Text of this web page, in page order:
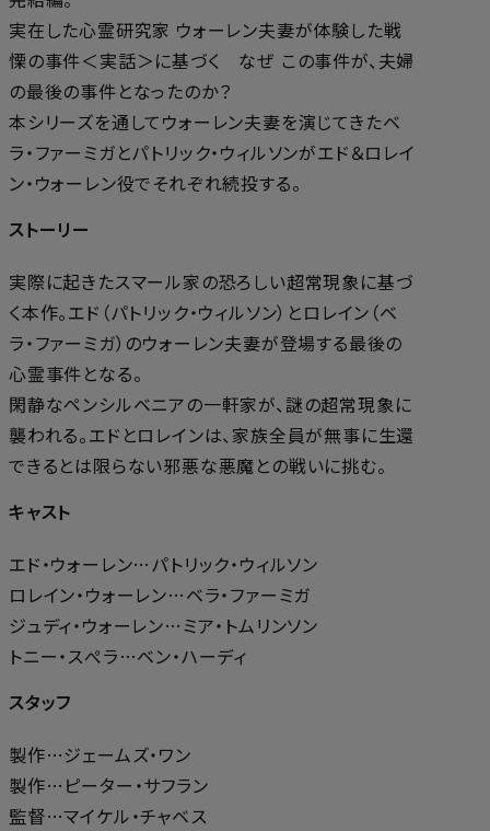
実在した心霊研究家 ウォーレン夫妻が体験した戦
慄の事件＜実話＞に基づく なぜ この事件が、夫婦
の最後の事件となったのか？
本シリーズを通してウォーレン夫妻を演じてきたベ
ラ・ファーミガとパトリック・ウィルソンがエド＆ロレイ
ン・ウォーレン役でそれぞれ続投する。
ストーリー
実際に起きたスマール家の恐ろしい超常現象に基づ
く本作。エド（パトリック・ウィルソン）とロレイン（ベ
ラ・ファーミガ）のウォーレン夫妻が登場する最後の
心霊事件となる。
閑静なペンシルベニアの一軒家が、謎の超常現象に
襲われる。エドとロレインは、家族全員が無事に生還
できるとは限らない邪悪な悪魔との戦いに挑む。
キャスト
エド・ウォーレン…パトリック・ウィルソン
ロレイン・ウォーレン…ベラ・ファーミガ
ジュディ・ウォーレン…ミア・トムリンソン
トニー・スぺラ…ベン・ハーディ
スタッフ
製作…ジェームズ・ワン
製作…ピーター・サフラン
監督…マイケル・チャベス